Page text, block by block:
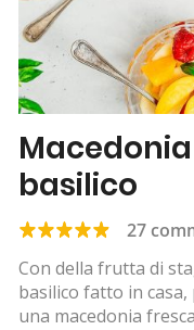
basilico
27
Con della frutta di
basilico fatto in
una macedonia